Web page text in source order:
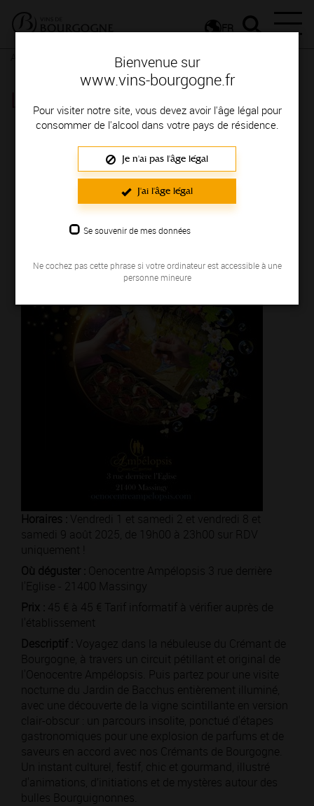
Bienvenue sur
www.vins-bourgogne.fr
Pour visiter notre site, vous devez avoir l'âge légal pour
consommer de l'alcool dans votre pays de résidence.
Je n'ai pas l'âge légal
J'ai l'âge légal
Se souvenir de mes données
Ne cochez pas cette phrase si votre ordinateur est accessible à une
personne mineure
FR
Rendez-vous
Les Nuits Bulleuses - Massingy
Du 08 août au 09 août 2025
Horaires :
Vendredi 1 et samedi 2 et vendredi 8 et
samedi 9 août 2025, de 19h00 à 23h00 sur RDV
uniquement !
Où déguster : Oenocentre Ampélopsis 3 rue derrière
l'Eglise - 21400 Massingy
Prix : 45 € à 45 € Tarif informatif à vérifier auprès de
l'établissement
Descriptif :
Voyagez dans la nébuleuse du Crémant de
Bourgogne, à travers un circuit pétillant et original de
l'Oenocentre Ampélopsis. Puis partez pour une visite
nocturne du Jardin de Bacchus entièrement illuminé,
avec une découverte de la vigne scintillante en version
clair-obscur : un parcours insolite, ponctué d'étapes
gastronomiques pour une explosion de parfums et de
saveurs en accord avec nos Crémants de Bourgogne.
Un instant culturel, festif, chic et gourmand, illustré
d'animations, d’initiations et de mystères autour des
bulles Bourguignonnes.